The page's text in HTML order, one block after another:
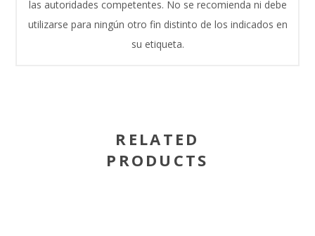
las autoridades competentes. No se recomienda ni debe
utilizarse para ningún otro fin distinto de los indicados en
su etiqueta.
RELATED
PRODUCTS